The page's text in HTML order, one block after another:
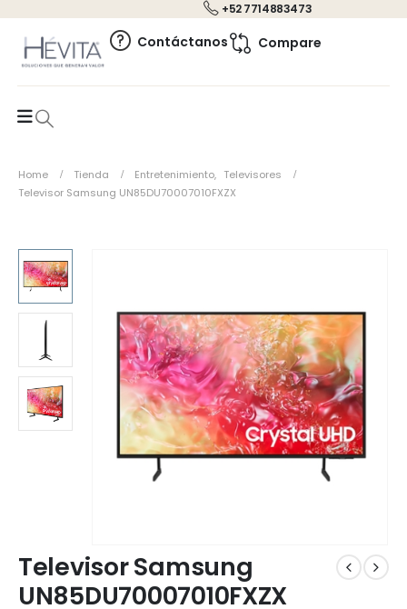
+52 7714883473
Contáctanos Compare
Home Tienda Entretenimiento, Televisores
Televisor Samsung UN85DU70007010FXZX
Televisor Samsung
UN85DU70007010FXZX